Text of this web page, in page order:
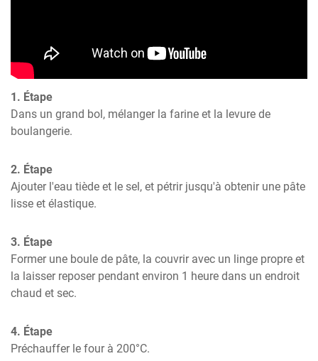
1. Étape
Dans un grand bol, mélanger la farine et la levure de
boulangerie.
2. Étape
Ajouter l'eau tiède et le sel, et pétrir jusqu'à obtenir une pâte
lisse et élastique.
3. Étape
Former une boule de pâte, la couvrir avec un linge propre et
la laisser reposer pendant environ 1 heure dans un endroit
chaud et sec.
4. Étape
Préchauffer le four à 200°C.